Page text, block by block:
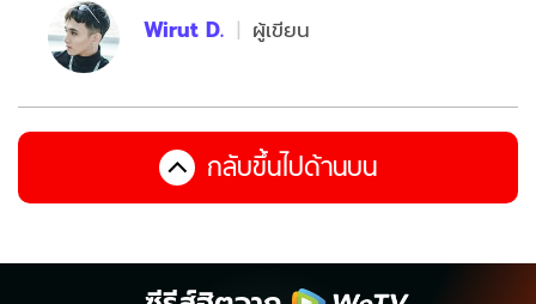
Wirut D. ผู้เขียน
กลับขึ้นไปด้านบน